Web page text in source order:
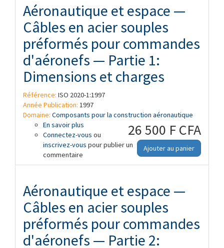
Aéronautique et espace —
Câbles en acier souples
préformés pour commandes
d'aéronefs — Partie 1:
Dimensions et charges
Référence: ISO 2020-1:1997
Année Publication: 1997
Domaine: Composants pour la construction aéronautique
26 500 F CFA
Ajouter au panier
En savoir plus à propos de Aéronautique et espace —
Câbles en acier souples préformés pour
commandes d'aéronefs — Partie 1:
Dimensions et charges
Connectez-vous ou
inscrivez-vous pour publier un
commentaire
Aéronautique et espace —
Câbles en acier souples
préformés pour commandes
d'aéronefs — Partie 2: